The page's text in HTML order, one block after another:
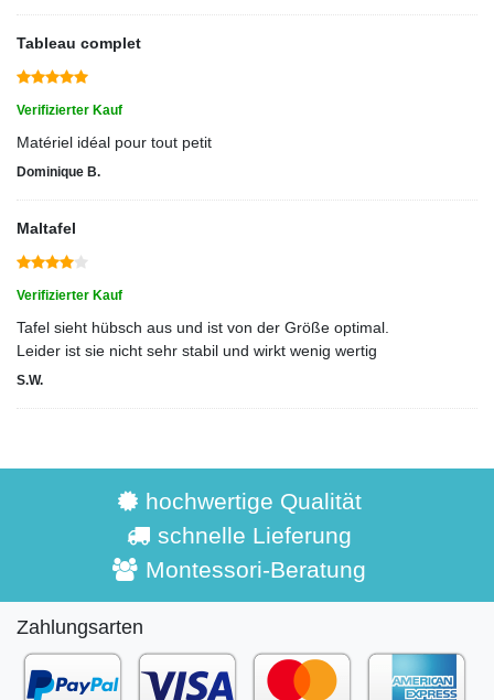
Tableau complet
Verifizierter Kauf
Matériel idéal pour tout petit
Dominique B.
Maltafel
Verifizierter Kauf
Tafel sieht hübsch aus und ist von der Größe optimal.
Leider ist sie nicht sehr stabil und wirkt wenig wertig
S.W.
hochwertige Qualität
schnelle Lieferung
Montessori-Beratung
Zahlungsarten